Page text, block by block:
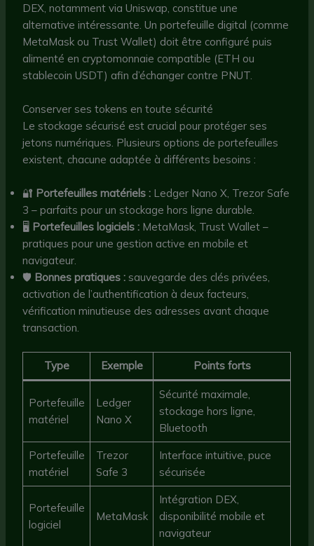
DEX, notamment via Uniswap, constitue une
alternative intéressante. Un portefeuille digital (comme
MetaMask ou Trust Wallet) doit être configuré puis
alimenté en cryptomonnaie compatible (ETH ou
stablecoin USDT) afin d’échanger contre PNUT.
Conserver ses tokens en toute sécurité
Le stockage sécurisé est crucial pour protéger ses
jetons numériques. Plusieurs options de portefeuilles
existent, chacune adaptée à différents besoins :
🔐 Portefeuilles matériels : Ledger Nano X, Trezor Safe
3 – parfaits pour un stockage hors ligne durable.
🖥️ Portefeuilles logiciels : MetaMask, Trust Wallet –
pratiques pour une gestion active en mobile et
navigateur.
🛡️ Bonnes pratiques : sauvegarde des clés privées,
activation de l’authentification à deux facteurs,
vérification minutieuse des adresses avant chaque
transaction.
Type Exemple Points forts
Portefeuille
matériel
Ledger
Nano X
Sécurité maximale,
stockage hors ligne,
Bluetooth
Portefeuille
matériel
Trezor
Safe 3
Interface intuitive, puce
sécurisée
Portefeuille
logiciel
MetaMask
Intégration DEX,
disponibilité mobile et
navigateur